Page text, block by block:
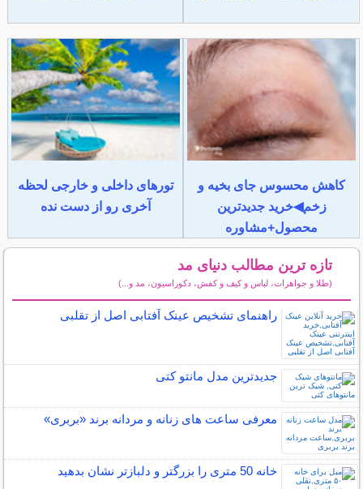
کاهش محسوس جای بخیه و
زخم◀خرید جدیدترین
محصول+مشاوره
تورهای داخلی و خارجی لحظه
آخری رو از دست نده
تازه ترین مطالب دنیای مد
(طلا و جواهرات، لباس و کیف و کفش، دکوراسیون، مد و...)
راهنمای تشخیص عینک آفتابی اصل از تقلبی
جدیدترین مدل مانتو کتی
معرفی ساعت های زنانه و مردانه برند «بربری»
خانه 50 متری را بزرگتر و دلبازتر نشان بدهید